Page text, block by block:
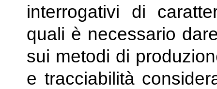
interrogativi di
quali è necessario
sui metodi di
e tracciabilità